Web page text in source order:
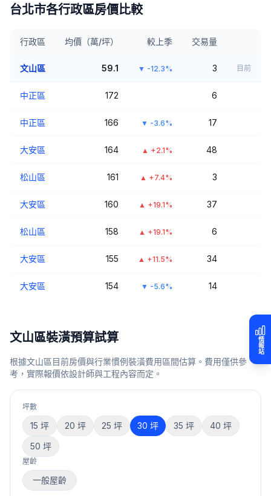
台北市各行政區房價比較
行政區 均價（萬/坪） 較上季 交易量
文山區 59.1 ▼ -12.3% 3 目前
中正區 172 6
中正區 166 ▼ -3.6% 17
大安區 164 ▲ +2.1% 48
松山區 161 ▲ +7.4% 3
大安區 160 ▲ +19.1% 37
松山區 158 ▲ +19.1% 6
大安區 155 ▲ +11.5% 34
大安區 154 ▼ -5.6% 14
文山區裝潢預算試算
根據文山區目前房價與行業慣例裝潢費用區間估算。費用僅供參
考，實際報價依設計師與工程內容而定。
坪數
15 坪 20 坪 25 坪 30 坪 35 坪 40 坪
50 坪
屋齡
一般屋齡
情報站